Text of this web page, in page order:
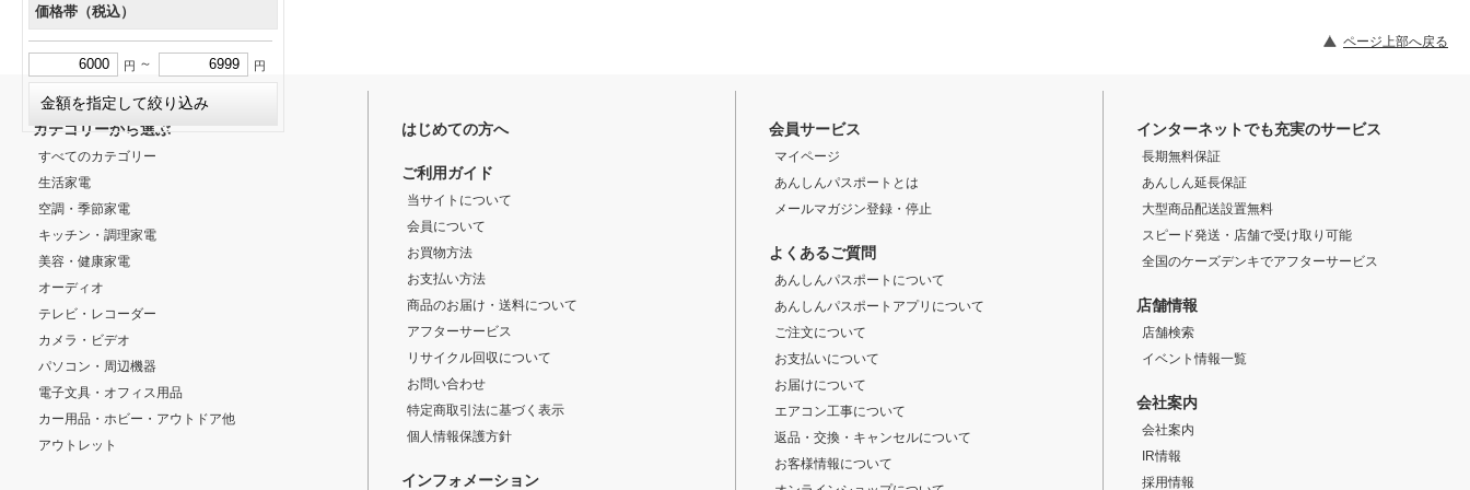
価格帯（税込）
円 ～ 円
ページ上部へ戻る
カテゴリーから選ぶ
すべてのカテゴリー
生活家電
空調・季節家電
キッチン・調理家電
美容・健康家電
オーディオ
テレビ・レコーダー
カメラ・ビデオ
パソコン・周辺機器
電子文具・オフィス用品
カー用品・ホビー・アウトドア他
アウトレット
はじめての方へ
ご利用ガイド
当サイトについて
会員について
お買物方法
お支払い方法
商品のお届け・送料について
アフターサービス
リサイクル回収について
お問い合わせ
特定商取引法に基づく表示
個人情報保護方針
インフォメーション
会員サービス
マイページ
あんしんパスポートとは
メールマガジン登録・停止
よくあるご質問
あんしんパスポートについて
あんしんパスポートアプリについて
ご注文について
お支払いについて
お届けについて
エアコン工事について
返品・交換・キャンセルについて
お客様情報について
インターネットでも充実のサービス
長期無料保証
あんしん延長保証
大型商品配送設置無料
スピード発送・店舗で受け取り可能
全国のケーズデンキでアフターサービス
店舗情報
店舗検索
イベント情報一覧
会社案内
会社案内
IR情報
採用情報